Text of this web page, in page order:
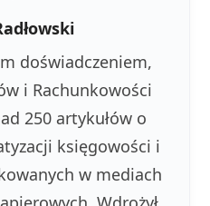
doświadczeniem,
i Rachunkowości
250 artykułów o
księgowości i
w mediach